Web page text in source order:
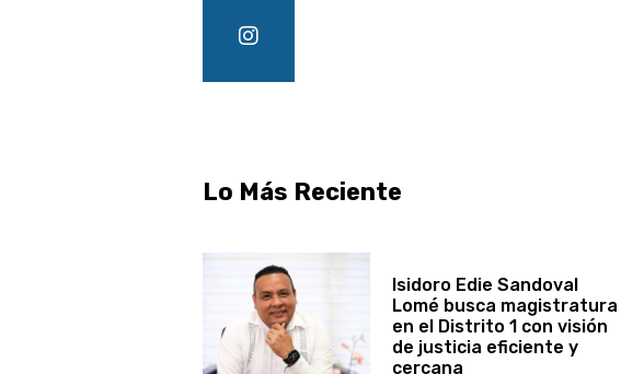
Lo Más Reciente
Isidoro Edie Sandoval
Lomé busca magistratura
en el Distrito 1 con visión
de justicia eficiente y
cercana